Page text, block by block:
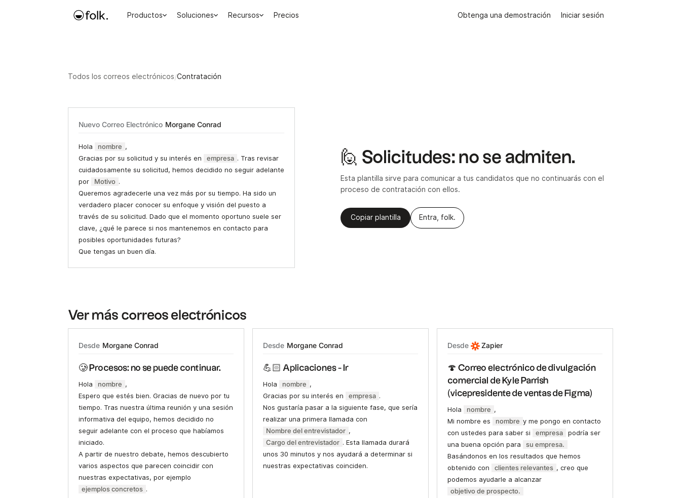
Productos Soluciones Recursos Precios Obtenga una demostración Iniciar sesión
Todos los correos electrónicos/Contratación
Nuevo Correo Electrónico Morgane Conrad
Hola nombre ,
Gracias por su solicitud y su interés en
empresa . Tras revisar
cuidadosamente su solicitud, hemos decidido no seguir adelante
por
Motivo .
Queremos agradecerle una vez más por su tiempo. Ha sido un
verdadero placer conocer su enfoque y visión del puesto a
través de su solicitud. Dado que el momento oportuno suele ser
clave, ¿qué le parece si nos mantenemos en contacto para
posibles oportunidades futuras?
Que tengas un buen día.
🙋 Solicitudes: no se admiten.
Esta plantilla sirve para comunicar a tus candidatos que no continuarás con el
proceso de contratación con ellos.
Copiar plantilla Entra, folk.
Ver más correos electrónicos
Desde Morgane Conrad
🥲 Procesos: no se puede continuar.
Hola nombre ,
Espero que estés bien. Gracias de nuevo por tu
tiempo. Tras nuestra última reunión y una sesión
informativa del equipo, hemos decidido no
seguir adelante con el proceso que habíamos
iniciado.
A partir de nuestro debate, hemos descubierto
varios aspectos que parecen coincidir con
nuestras expectativas, por ejemplo
ejemplos concretos .
Desde Morgane Conrad
💪🏻 Aplicaciones - Ir
Hola nombre ,
Gracias por su interés en
empresa .
Nos gustaría pasar a la siguiente fase, que sería
realizar una primera llamada con
Nombre del entrevistador ,
Cargo del entrevistador . Esta llamada durará
unos 30 minutos y nos ayudará a determinar si
nuestras expectativas coinciden.
Desde Zapier
🍄 Correo electrónico de divulgación
comercial de Kyle Parrish
(vicepresidente de ventas de Figma)
Hola nombre ,‍
Mi nombre es
nombre y me pongo en contacto
con ustedes para saber si
empresa
podría ser
una buena opción para
su empresa.
Basándonos en los resultados que hemos
obtenido con
clientes relevantes , creo que
podemos ayudarle a alcanzar
objetivo de prospecto.